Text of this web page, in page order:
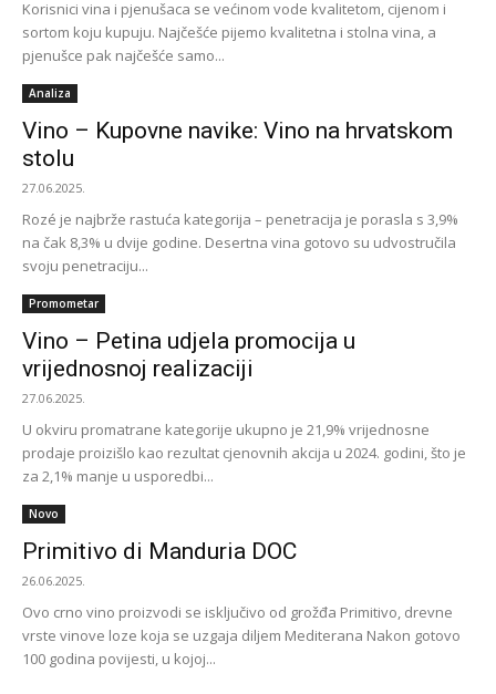
Korisnici vina i pjenušaca se većinom vode kvalitetom, cijenom i
sortom koju kupuju. Najčešće pijemo kvalitetna i stolna vina, a
pjenušce pak najčešće samo...
Analiza
Vino – Kupovne navike: Vino na hrvatskom
stolu
27.06.2025.
Rozé je najbrže rastuća kategorija – penetracija je porasla s 3,9%
na čak 8,3% u dvije godine. Desertna vina gotovo su udvostručila
svoju penetraciju...
Promometar
Vino – Petina udjela promocija u
vrijednosnoj realizaciji
27.06.2025.
U okviru promatrane kategorije ukupno je 21,9% vrijednosne
prodaje proizišlo kao rezultat cjenovnih akcija u 2024. godini, što je
za 2,1% manje u usporedbi...
Novo
Primitivo di Manduria DOC
26.06.2025.
Ovo crno vino proizvodi se isključivo od grožđa Primitivo, drevne
vrste vinove loze koja se uzgaja diljem Mediterana Nakon gotovo
100 godina povijesti, u kojoj...